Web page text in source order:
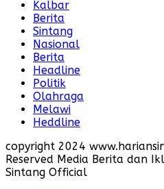
Kalbar
Berita
Sintang
Nasional
Berita
Headline
Politik
Olahraga
Melawi
Heddline
copyright 2024
Reserved Media Berita dan
Sintang Official